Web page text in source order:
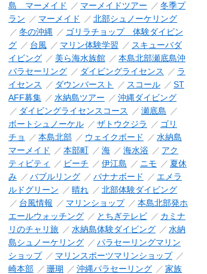
島 マーメイド
マーメイドツアー
冬季プ
ラン
マーメイド
北部シュノーケリング
冬の沖縄
ゴリラチョップ 体験ダイビン
グ
台風 マリン体験学習
スキューバダ
イビング
美ら海水族館
本島北部瀬底島沖
パラセーリング
ダイビングライセンス
ラ
イセンス
ダウンバースト スコール
ST
AFF募集
水納島ツアー
沖縄ダイビング
ダイビングライセンスコース
瀬底島
ボートシュノーケル
ザトウクジラ
ゴリ
チョ
本島北部 ウェイクボード
水納島
マーメイド
本部町 海 海水浴
アク
ティビティ
ビーチ 伊江島 ニモ
夏休
み
バブルリング バナナボード
エメラ
ルドグリーン
晴れ
北部体験ダイビング
台風情報
マリンショップ
本島北部発ホ
エールウォッチング
とちぎテレビ
カミナ
リのチャリ旅
水納島体験ダイビング
水納
島シュノーケリング
パラセーリングマリン
ショップ
マリンスポーツマリンショップ
崎本部
珊瑚 沖縄パラセーリング
家族